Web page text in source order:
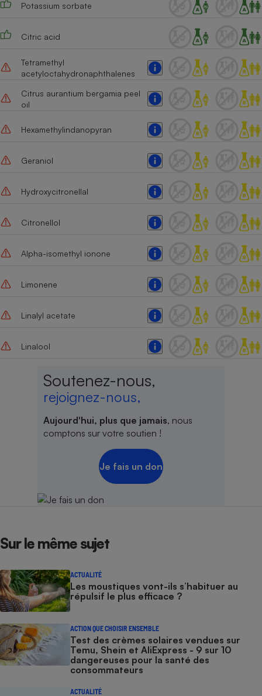
Potassium sorbate
Citric acid
Tetramethyl
acetyloctahydronaphthalenes
Citrus aurantium bergamia peel
oil
Hexamethylindanopyran
Geraniol
Hydroxycitronellal
Citronellol
Alpha-isomethyl ionone
Limonene
Linalyl acetate
Linalool
Soutenez-nous,
rejoignez-nous,
Aujourd'hui, plus que jamais, nous
comptons sur votre soutien !
Je fais un don
Sur le même sujet
ACTUALITÉ
Les moustiques vont-ils s’habituer au
répulsif le plus efficace ?
ACTION QUE CHOISIR ENSEMBLE
Test des crèmes solaires vendues sur
Temu, Shein et AliExpress - 9 sur 10
dangereuses pour la santé des
consommateurs
ACTUALITÉ